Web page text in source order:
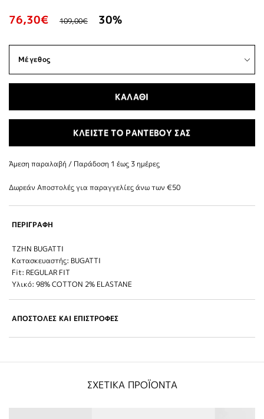
76,30€ 109,00€ 30%
ΚΑΛΑΘΙ
ΚΛΕΙΣΤΕ ΤΟ ΡΑΝΤΕΒΟΥ ΣΑΣ
Άμεση παραλαβή / Παράδoση 1 έως 3 ημέρες
Δωρεάν Αποστολές για παραγγελίες άνω των €50
ΠΕΡΙΓΡΑΦΗ
TZΗN BUGATTI
Κατασκευαστής: BUGATTI
Fit: REGULAR FIT
Υλικό: 98% COTTON 2% ELASTANE
ΑΠΟΣΤΟΛΕΣ ΚΑΙ ΕΠΙΣΤΡΟΦΕΣ
ΣΧΕΤΙΚΑ ΠΡΟΪΟΝΤΑ